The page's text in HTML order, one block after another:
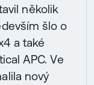
několik
šlo o
a také
APC. Ve
nový